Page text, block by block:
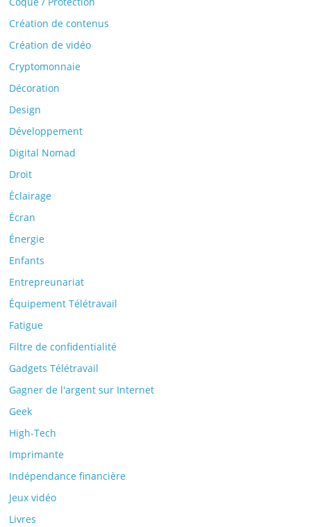
Création de contenus
Création de vidéo
Cryptomonnaie
Décoration
Design
Développement
Digital Nomad
Droit
Éclairage
Écran
Énergie
Enfants
Entrepreunariat
Équipement Télétravail
Fatigue
Filtre de confidentialité
Gadgets Télétravail
Gagner de l'argent sur Internet
Geek
High-Tech
Imprimante
Indépendance financière
Jeux vidéo
Livres